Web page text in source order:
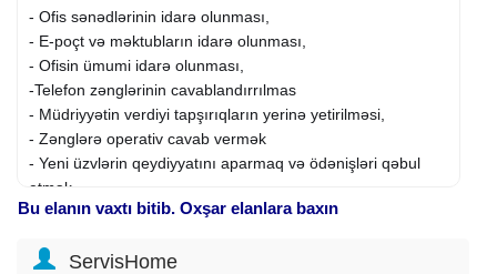
- Ofis sənədlərinin idarə olunması,
- E-poçt və məktubların idarə olunması,
- Ofisin ümumi idarə olunması,
-Telefon zənglərinin cavablandırrılmas
- Müdriyyətin verdiyi tapşırıqların yerinə yetirilməsi,
- Zənglərə operativ cavab vermək
- Yeni üzvlərin qeydiyyatını aparmaq və ödənişləri qəbul
etmək
- Həftə iç 6 iş günü
Namizədə tələblər
Bu elanın vaxtı bitib. Oxşar elanlara baxın
ServisHome